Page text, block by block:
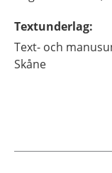
Textunderlag:
Text- och
Skåne